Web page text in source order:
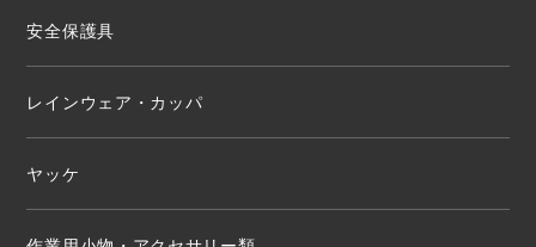
安全保護具
レインウェア・カッパ
ヤッケ